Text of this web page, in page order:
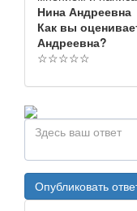
Нина Андреевна
Как вы
Андреевна?
☆☆☆☆☆
Опубликовать